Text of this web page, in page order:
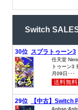
Switch